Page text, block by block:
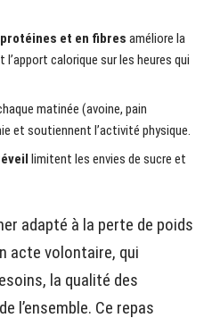
et en fibres améliore la
calorique sur les heures qui
matinée (avoine, pain
et soutiennent l’activité physique.
limitent les envies de sucre et
adapté à la perte de poids
acte volontaire, qui
la qualité des
l’ensemble. Ce repas